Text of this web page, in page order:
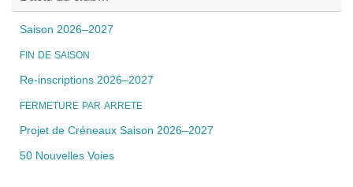
Saison 2026–2027
FIN DE SAISON
Re-inscriptions 2026–2027
FERMETURE PAR ARRETE
Projet de Créneaux Saison 2026–2027
50 Nouvelles Voies